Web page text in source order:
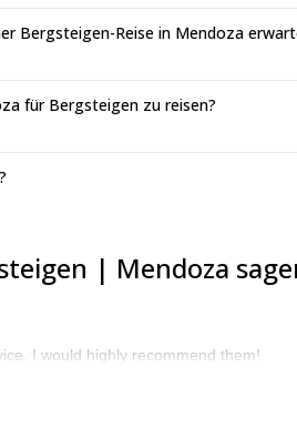
Bergsteigen-Reise in Mendoza
für Bergsteigen zu reisen?
| Mendoza
I would highly recommend them!